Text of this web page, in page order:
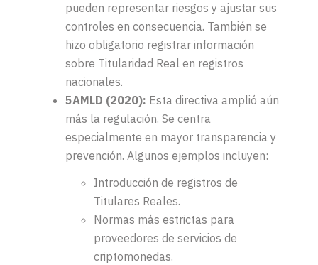
pueden representar riesgos y ajustar sus
controles en consecuencia. También se
hizo obligatorio registrar información
sobre Titularidad Real en registros
nacionales.
5AMLD (2020): Esta directiva amplió aún
más la regulación. Se centra
especialmente en mayor transparencia y
prevención. Algunos ejemplos incluyen:
Introducción de registros de
Titulares Reales.
Normas más estrictas para
proveedores de servicios de
criptomonedas.